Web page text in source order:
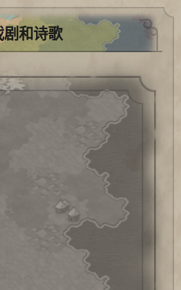
剧和诗歌